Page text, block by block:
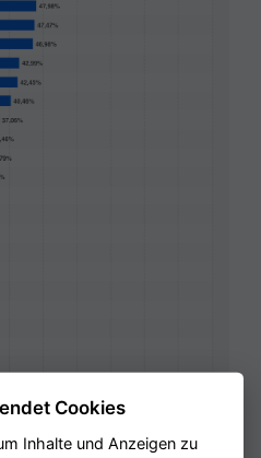
Cookies
Inhalte und Anzeigen zu